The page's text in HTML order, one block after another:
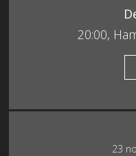
20:00,
23